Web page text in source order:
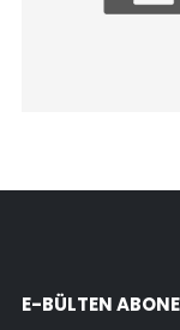
E-BÜLTEN